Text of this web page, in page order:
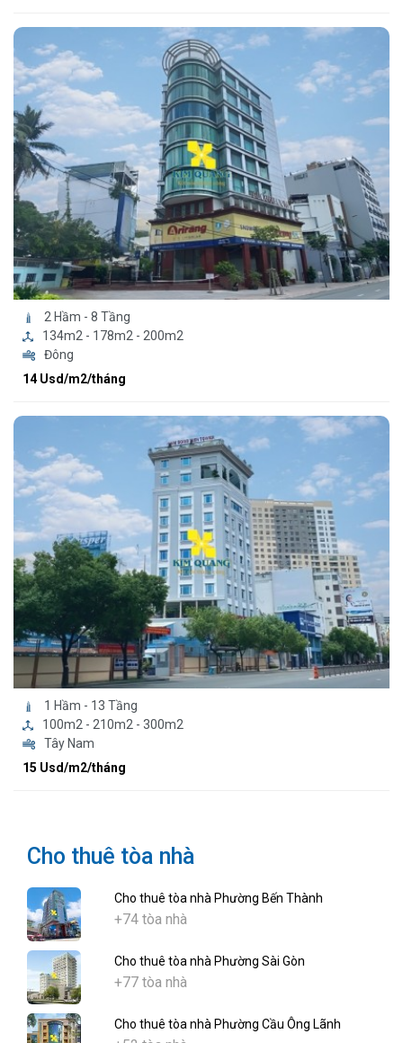
2 Hầm - 8 Tầng
134m2 - 178m2 - 200m2
Đông
14 Usd/m2/tháng
1 Hầm - 13 Tầng
100m2 - 210m2 - 300m2
Tây Nam
15 Usd/m2/tháng
Cho thuê tòa nhà
Cho thuê tòa nhà Phường Bến Thành
+74 tòa nhà
Cho thuê tòa nhà Phường Sài Gòn
+77 tòa nhà
Cho thuê tòa nhà Phường Cầu Ông Lãnh